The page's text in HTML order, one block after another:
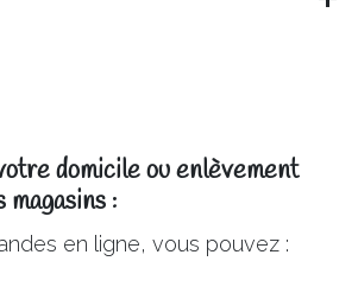
domicile ou enlèvement
magasins :
en ligne, vous pouvez :